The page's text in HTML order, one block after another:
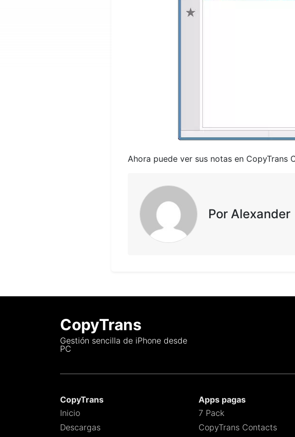
Ahora puede ver sus notas en CopyTrans
Por Alexander
CopyTrans
Gestión sencilla de iPhone desde
PC
CopyTrans
Inicio
Descargas
Apps pagas
7 Pack
CopyTrans Contacts